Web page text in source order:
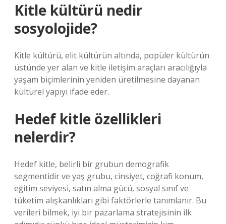
Kitle kültürü nedir
sosyolojide?
Kitle kültürü, elit kültürün altında, popüler kültürün
üstünde yer alan ve kitle iletişim araçları aracılığıyla
yaşam biçimlerinin yeniden üretilmesine dayanan
kültürel yapıyı ifade eder.
Hedef kitle özellikleri
nelerdir?
Hedef kitle, belirli bir grubun demografik
segmentidir ve yaş grubu, cinsiyet, coğrafi konum,
eğitim seviyesi, satın alma gücü, sosyal sınıf ve
tüketim alışkanlıkları gibi faktörlerle tanımlanır. Bu
verileri bilmek, iyi bir pazarlama stratejisinin ilk